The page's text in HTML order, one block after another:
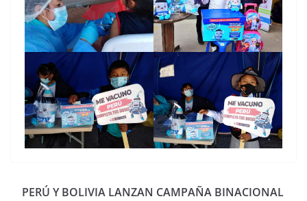
PERÚ Y BOLIVIA LANZAN CAMPAÑA BINACIONAL